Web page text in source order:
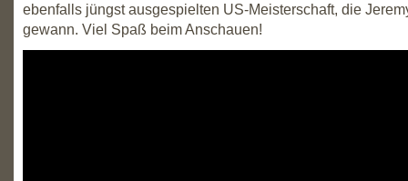
ebenfalls jüngst ausgespielten US-Meisterschaft, die
gewann. Viel Spaß beim Anschauen!